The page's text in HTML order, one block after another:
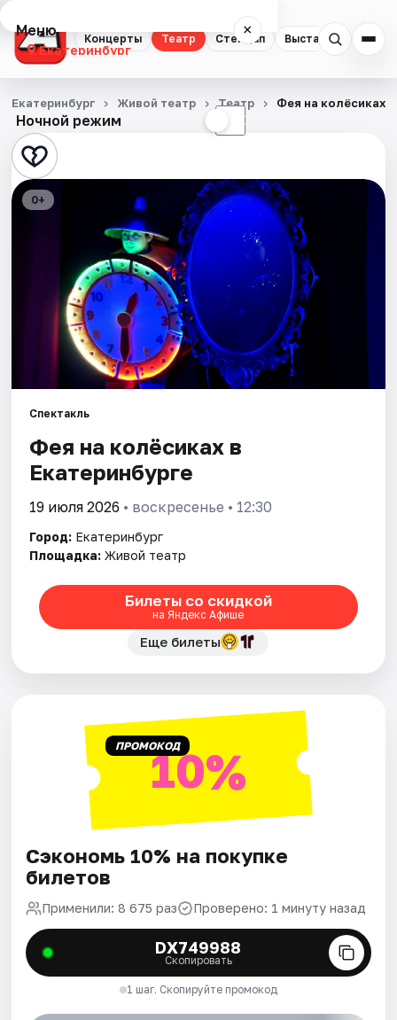
Концерты Театр Стендап Выставки
Меню ×
Екатеринбург
Концерты
Театр
Стендап
Экскурсии
Спорт
Города
Площадки
Рейтинги
Ночной режим ☾
Екатеринбург Живой театр Театр Фея на колёсиках
0+
Спектакль
Фея на колёсиках в
Екатеринбурге
19 июля 2026 • воскресенье • 12:30
Город: Екатеринбург
Площадка: Живой театр
Билеты со скидкой
на Яндекс Афише
Еще билеты
ПРОМОКОД10%
Сэкономь 10% на покупке
билетов
Применили: 8 675 раз Проверено: 1 минуту назад
DX749988
Скопировать
1 шаг. Скопируйте промокод